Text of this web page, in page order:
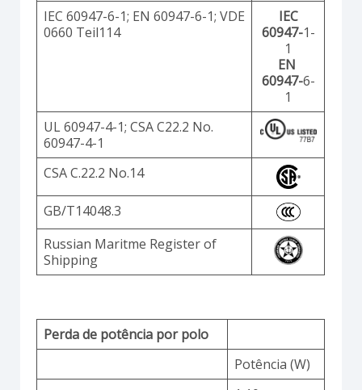
IEC 60947-6-1; EN 60947-6-1; VDE
0660 Teil114
IEC
60947-1-
1
EN
60947-6-
1
UL 60947-4-1; CSA C22.2 No.
60947-4-1
CSA C.22.2 No.14
GB/T14048.3
Russian Maritme Register of
Shipping
Perda de potência por polo
Potência (W)